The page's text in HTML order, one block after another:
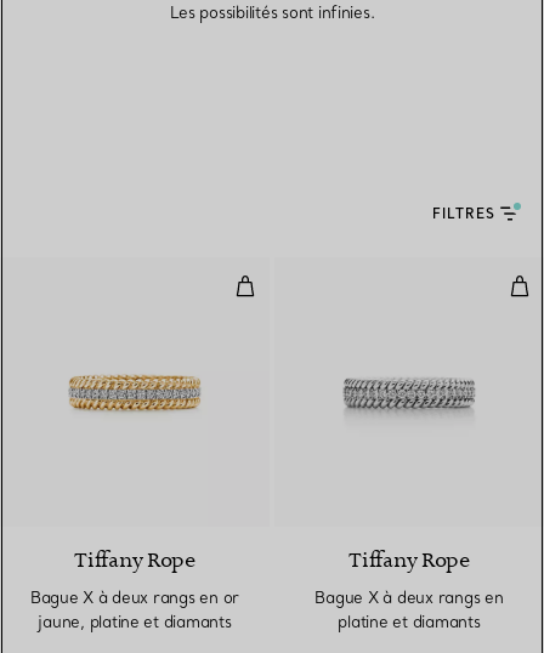
Les possibilités sont infinies.
FILTRES
Bague X à deux rangs en or
Tiffany Rope
Bague X à deux rangs en or
jaune, platine et diamants
Tiffany Rope
Bague X à deux rangs en
platine et diamants